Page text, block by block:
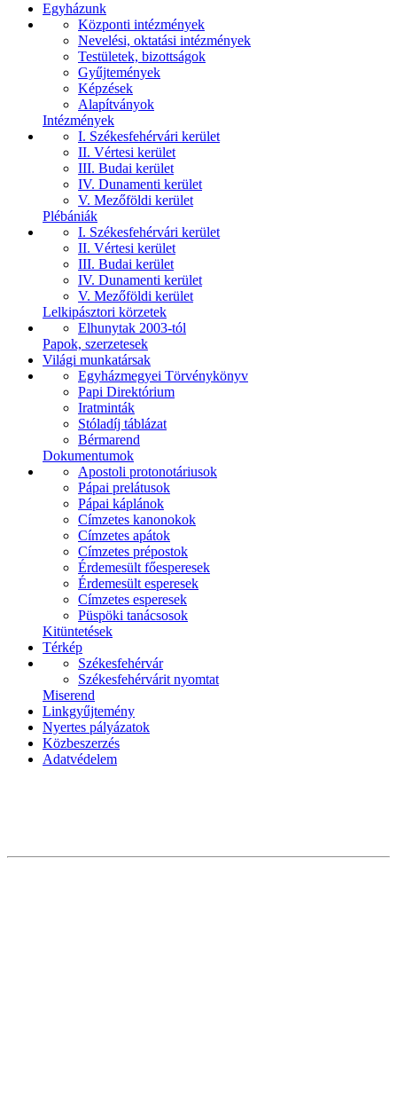
Egyházunk
Központi intézmények
Nevelési, oktatási intézmények
Testületek, bizottságok
Gyűjtemények
Képzések
Alapítványok
Intézmények
I. Székesfehérvári kerület
II. Vértesi kerület
III. Budai kerület
IV. Dunamenti kerület
V. Mezőföldi kerület
Plébániák
I. Székesfehérvári kerület
II. Vértesi kerület
III. Budai kerület
IV. Dunamenti kerület
V. Mezőföldi kerület
Lelkipásztori körzetek
Elhunytak 2003-tól
Papok, szerzetesek
Világi munkatársak
Egyházmegyei Törvénykönyv
Papi Direktórium
Iratminták
Stóladíj táblázat
Bérmarend
Dokumentumok
Apostoli protonotáriusok
Pápai prelátusok
Pápai káplánok
Címzetes kanonokok
Címzetes apátok
Címzetes prépostok
Érdemesült főesperesek
Érdemesült esperesek
Címzetes esperesek
Püspöki tanácsosok
Kitüntetések
Térkép
Székesfehérvár
Székesfehérvárit nyomtat
Miserend
Linkgyűjtemény
Nyertes pályázatok
Közbeszerzés
Adatvédelem